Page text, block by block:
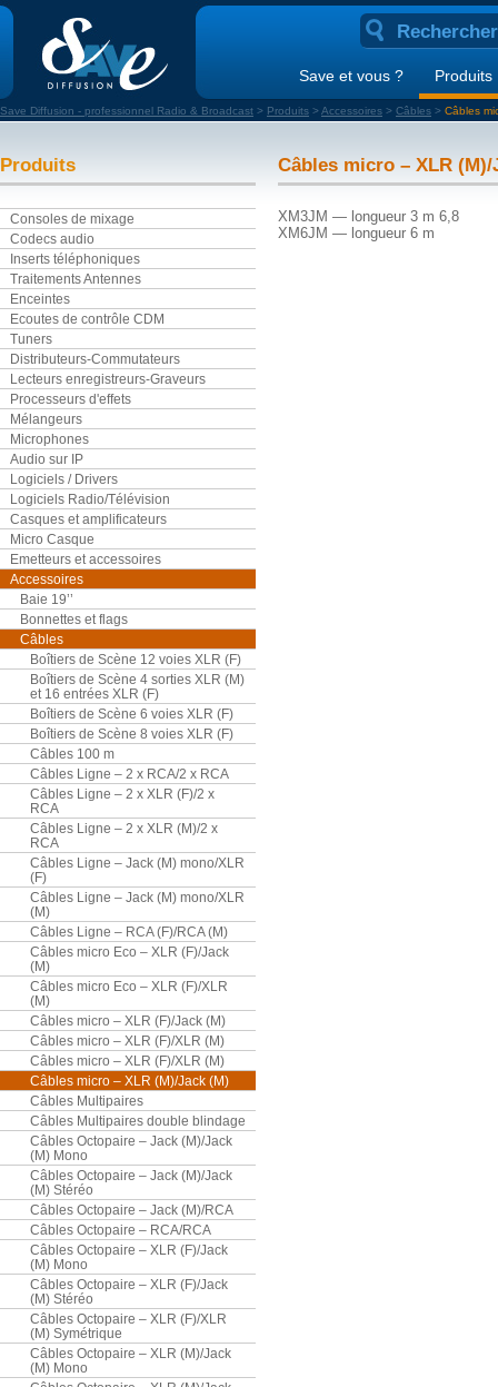
Save et vous ? Produits
Save Diffusion - professionnel Radio & Broadcast > Produits >Accessoires > Câbles > Câbles
Produits
Consoles de mixage
Codecs audio
Inserts téléphoniques
Traitements Antennes
Enceintes
Ecoutes de contrôle CDM
Tuners
Distributeurs-Commutateurs
Lecteurs enregistreurs-Graveurs
Processeurs d'effets
Mélangeurs
Microphones
Audio sur IP
Logiciels / Drivers
Logiciels Radio/Télévision
Casques et amplificateurs
Micro Casque
Emetteurs et accessoires
Accessoires
Baie 19’’
Bonnettes et flags
Câbles
Boîtiers de Scène 12 voies XLR (F)
Boîtiers de Scène 4 sorties XLR (M)
et 16 entrées XLR (F)
Boîtiers de Scène 6 voies XLR (F)
Boîtiers de Scène 8 voies XLR (F)
Câbles 100 m
Câbles Ligne – 2 x RCA/2 x RCA
Câbles Ligne – 2 x XLR (F)/2 x
RCA
Câbles Ligne – 2 x XLR (M)/2 x
RCA
Câbles Ligne – Jack (M) mono/XLR
(F)
Câbles Ligne – Jack (M) mono/XLR
(M)
Câbles Ligne – RCA (F)/RCA (M)
Câbles micro Eco – XLR (F)/Jack
(M)
Câbles micro Eco – XLR (F)/XLR
(M)
Câbles micro – XLR (F)/Jack (M)
Câbles micro – XLR (F)/XLR (M)
Câbles micro – XLR (F)/XLR (M)
Câbles micro – XLR (M)/Jack (M)
Câbles Multipaires
Câbles Multipaires double blindage
Câbles Octopaire – Jack (M)/Jack
(M) Mono
Câbles Octopaire – Jack (M)/Jack
(M) Stéréo
Câbles Octopaire – Jack (M)/RCA
Câbles Octopaire – RCA/RCA
Câbles Octopaire – XLR (F)/Jack
(M) Mono
Câbles Octopaire – XLR (F)/Jack
(M) Stéréo
Câbles Octopaire – XLR (F)/XLR
(M) Symétrique
Câbles Octopaire – XLR (M)/Jack
(M) Mono
Câbles micro – XLR (M)/
XM3JM — longueur 3 m 6,8
XM6JM — longueur 6 m